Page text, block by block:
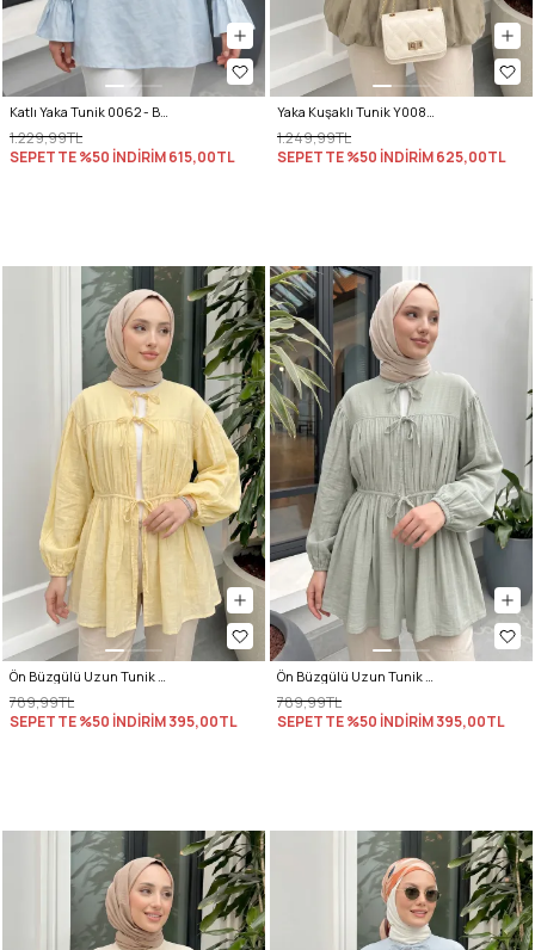
Katlı Yaka Tunik 0062 - BEBE MAVİSİ
1.229,99TL
SEPETTE %50 İNDİRİM615,00TL
Yaka Kuşaklı Tunik Y0088 - HAKİ
1.249,99TL
SEPETTE %50 İNDİRİM625,00TL
Ön Büzgülü Uzun Tunik 262338 - SARI
789,99TL
SEPETTE %50 İNDİRİM395,00TL
Ön Büzgülü Uzun Tunik 262338 - MİNT YEŞİLİ
789,99TL
SEPETTE %50 İNDİRİM395,00TL